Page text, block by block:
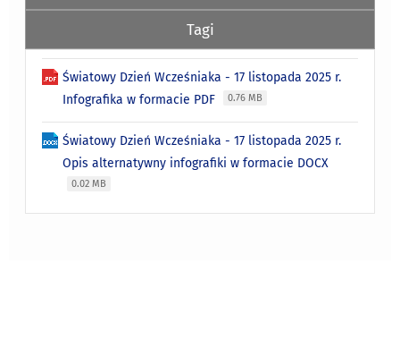
Tagi
Światowy Dzień Wcześniaka - 17 listopada 2025 r.
Infografika w formacie PDF
0.76 MB
Światowy Dzień Wcześniaka - 17 listopada 2025 r.
Opis alternatywny infografiki w formacie DOCX
0.02 MB